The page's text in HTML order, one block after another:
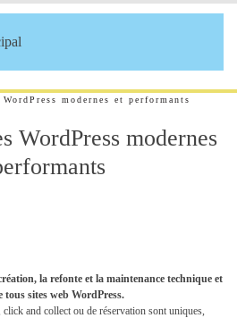
modernes et performants
WordPress modernes
réation, la refonte et la maintenance technique et
tous sites web WordPress.
and collect ou de réservation sont uniques,